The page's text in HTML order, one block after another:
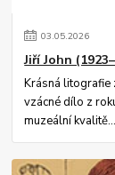
03.05.2026
Jiří John
Krásná litografie
vzácné dílo z
muzeální